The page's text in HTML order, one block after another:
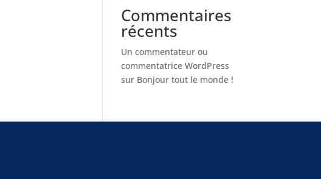
Commentaires
récents
Un commentateur ou
commentatrice WordPress
sur Bonjour tout le monde !